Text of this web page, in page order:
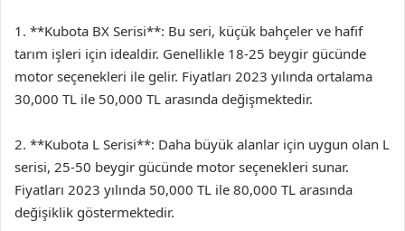
1. **Kubota BX Serisi**: Bu seri, küçük bahçeler ve hafif
tarım işleri için idealdir. Genellikle 18-25 beygir gücünde
motor seçenekleri ile gelir. Fiyatları 2023 yılında ortalama
30,000 TL ile 50,000 TL arasında değişmektedir.
2. **Kubota L Serisi**: Daha büyük alanlar için uygun olan L
serisi, 25-50 beygir gücünde motor seçenekleri sunar.
Fiyatları 2023 yılında 50,000 TL ile 80,000 TL arasında
değişiklik göstermektedir.